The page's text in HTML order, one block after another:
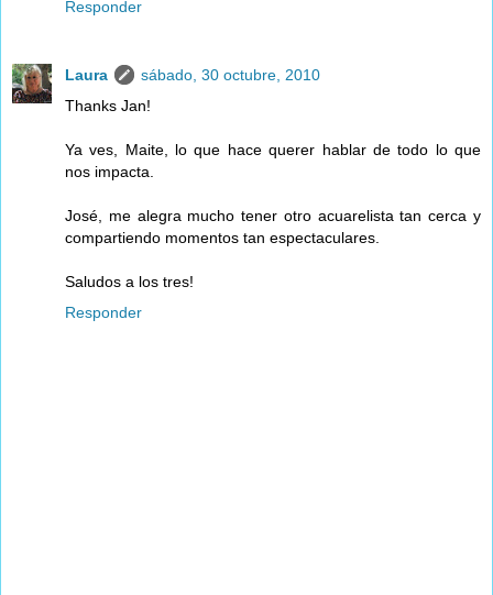
Responder
Laura
sábado, 30 octubre, 2010
Thanks Jan!
Ya ves, Maite, lo que hace querer hablar de todo lo que
nos impacta.
José, me alegra mucho tener otro acuarelista tan cerca y
compartiendo momentos tan espectaculares.
Saludos a los tres!
Responder